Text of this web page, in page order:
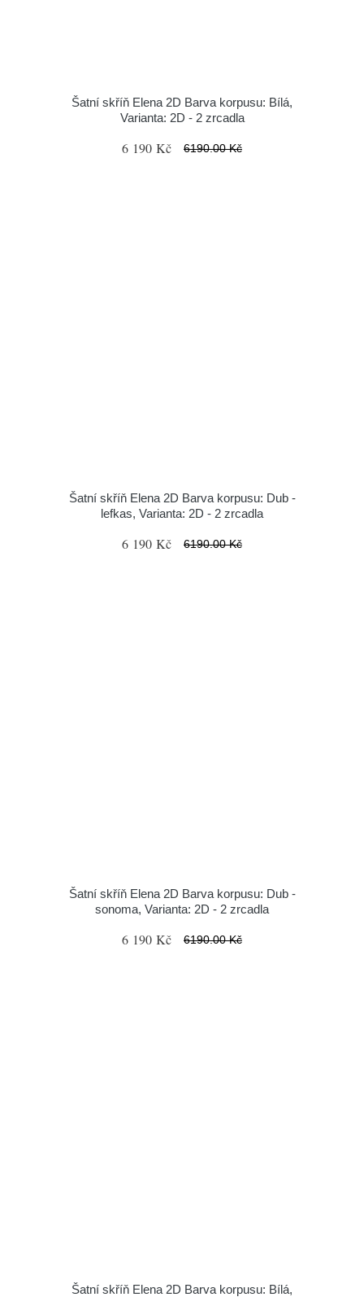
Šatní skříň Elena 2D Barva korpusu: Bílá,
Varianta: 2D - 2 zrcadla
6 190 Kč 6190.00 Kč
Šatní skříň Elena 2D Barva korpusu: Dub -
lefkas, Varianta: 2D - 2 zrcadla
6 190 Kč 6190.00 Kč
Šatní skříň Elena 2D Barva korpusu: Dub -
sonoma, Varianta: 2D - 2 zrcadla
6 190 Kč 6190.00 Kč
Šatní skříň Elena 2D Barva korpusu: Bílá,